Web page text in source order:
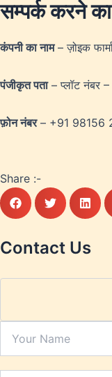
सम्पर्क करने
कंपनी का नाम– ज़ोइक
पंजीकृत पता– प्लॉट नंबर –
फ़ोन नंबर– +91 98156
Share :-
Contact Us